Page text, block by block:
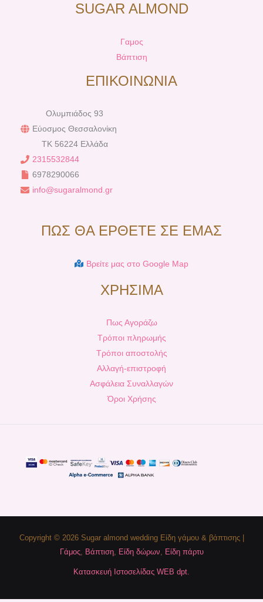
SUGAR ALMOND
Γαμος
Βάπτιση
ΕΠΙΚΟΙΝΩΝΙΑ
Ολυμπιάδος 93
Εύοσμος Θεσσαλονίκη
TK 56224 Ελλάδα
2315532844
6978290066
info@sugaralmond.gr
ΠΩΣ ΘΑ ΕΡΘΕΤΕ ΣΕ ΕΜΑΣ
Βρείτε μας στο Google Map
ΧΡΗΣΙΜΑ
Πως Αγοράζω
Τρόποι πληρωμής
Τρόποι αποστολής
Αλλαγή-επιστροφή
Ασφάλεια Συναλλαγών
Όροι Χρήσης
Copyright © 2026 Sugar almond wedding Είδη γάμου & βάπτισης |
Γάμος, Βάπτιση, Είδη δώρων, Είδη πάρτυ
Κατασκευή Ιστοσελίδας WEB dpt.